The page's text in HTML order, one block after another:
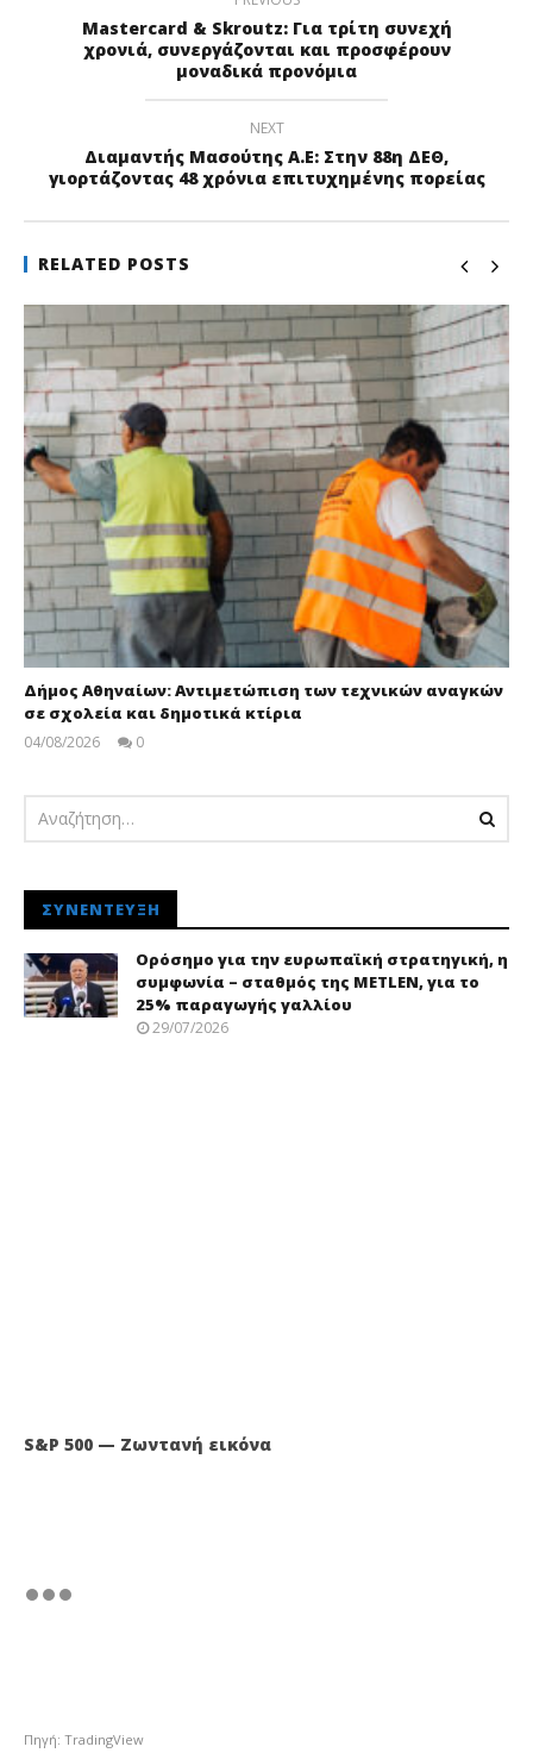
Mastercard & Skroutz: Για τρίτη συνεχή
χρονιά, συνεργάζονται και προσφέρουν
μοναδικά προνόμια
NEXT
Διαμαντής Μασούτης Α.Ε: Στην 88η ΔΕΘ,
γιορτάζοντας 48 χρόνια επιτυχημένης πορείας
RELATED POSTS
Δήμος Αθηναίων: Αντιμετώπιση των τεχνικών αναγκών
σε σχολεία και δημοτικά κτίρια
04/08/2026
0
ΣΥΝΈΝΤΕΥΞΗ
Ορόσημο για την ευρωπαϊκή στρατηγική, η
συμφωνία – σταθμός της METLEN, για το
25% παραγωγής γαλλίου
29/07/2026
S&P 500 — Ζωντανή εικόνα
Πηγή: TradingView